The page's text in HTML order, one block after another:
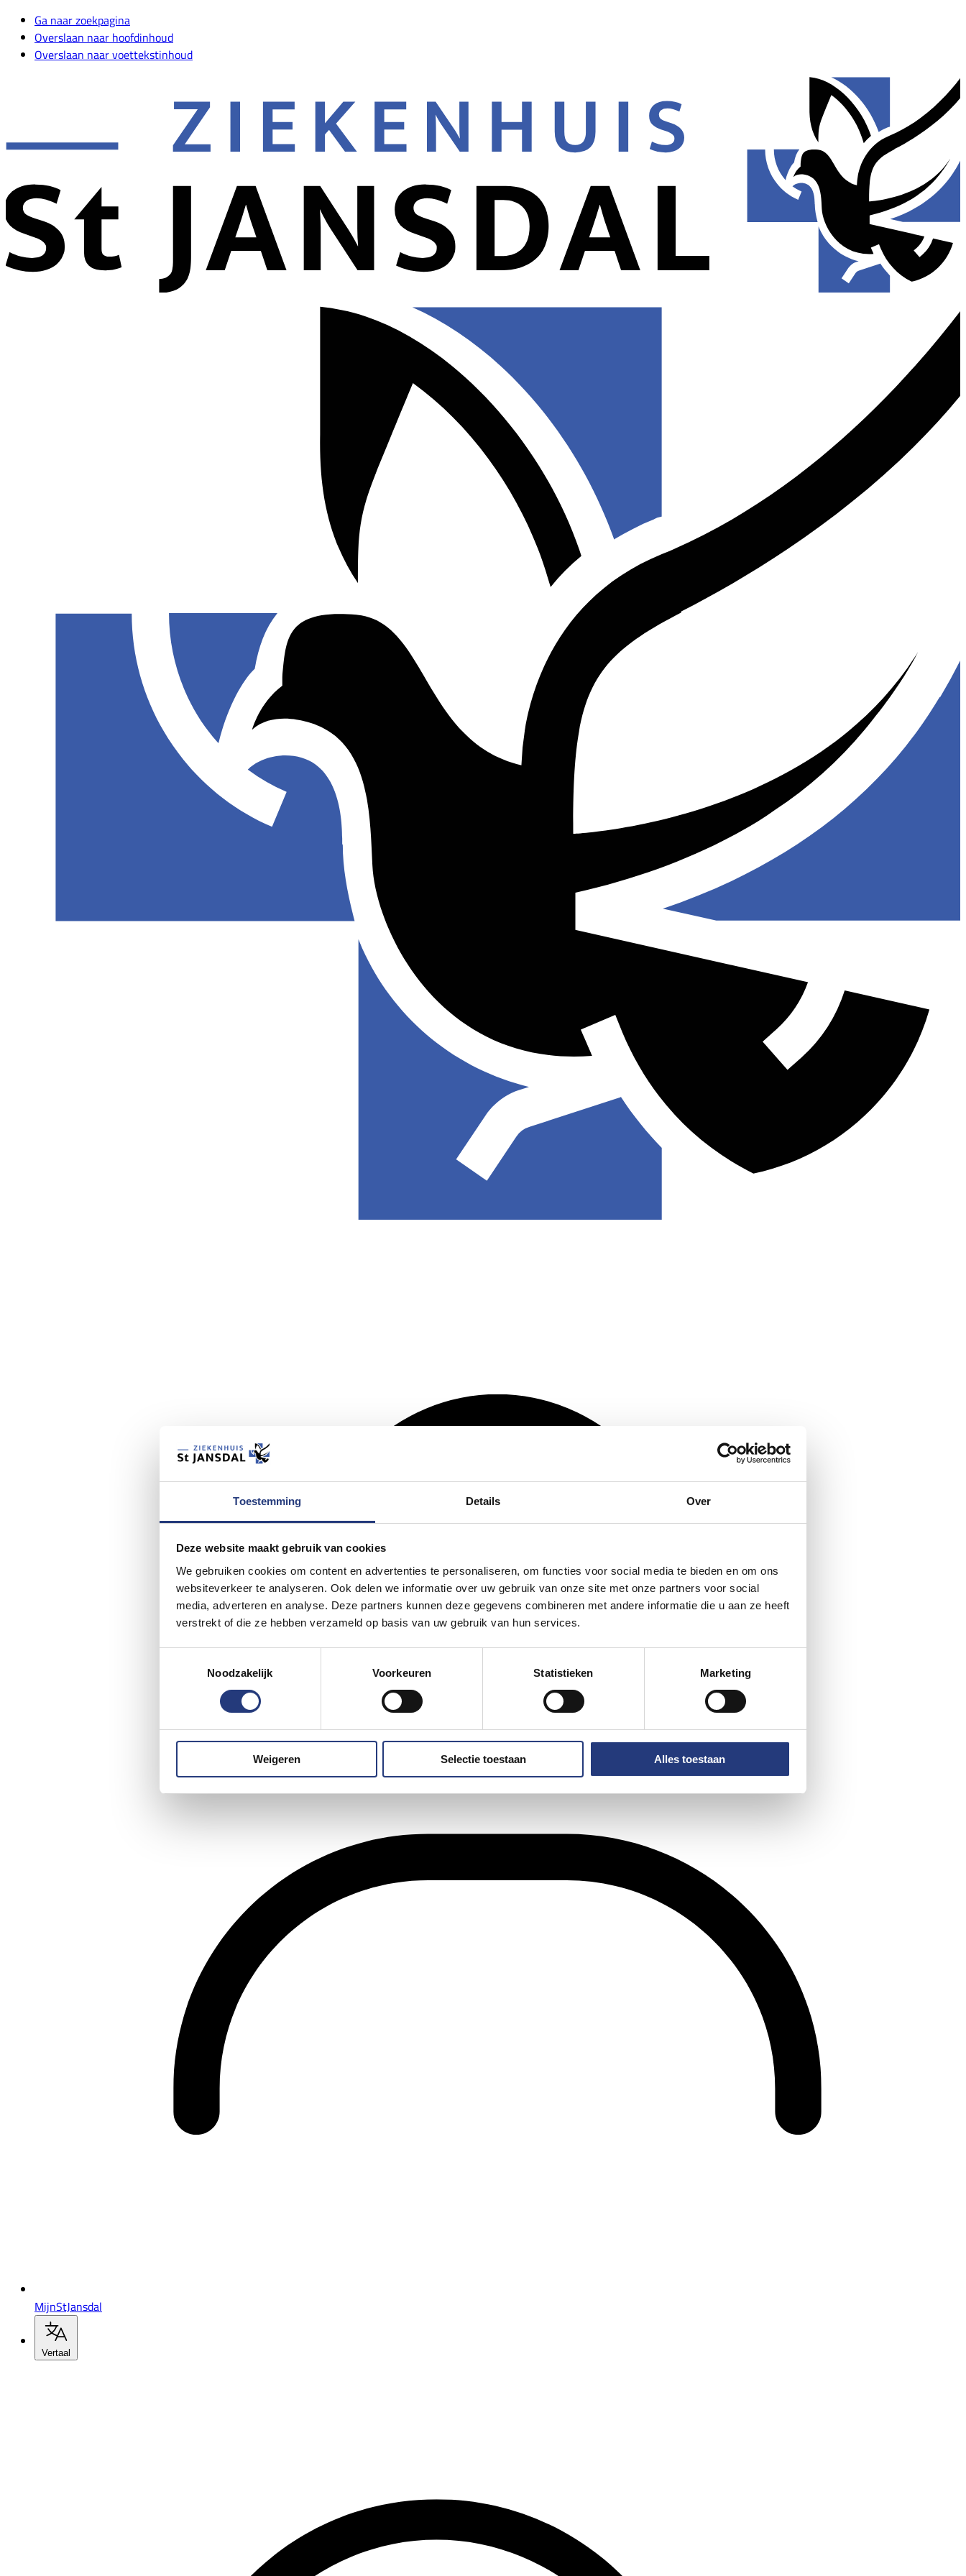
Toestemming Details Over
Deze website maakt gebruik van cookies
We gebruiken cookies om content en advertenties te personaliseren, om functies voor social media te bieden en om ons
websiteverkeer te analyseren. Ook delen we informatie over uw gebruik van onze site met onze partners voor social
media, adverteren en analyse. Deze partners kunnen deze gegevens combineren met andere informatie die u aan ze heeft
verstrekt of die ze hebben verzameld op basis van uw gebruik van hun services.
Noodzakelijk
Voorkeuren Statistieken Marketing
Weigeren Selectie toestaan Alles toestaan
Ga naar zoekpagina
Overslaan naar hoofdinhoud
Overslaan naar voettekstinhoud
MijnStJansdal
Vertaal